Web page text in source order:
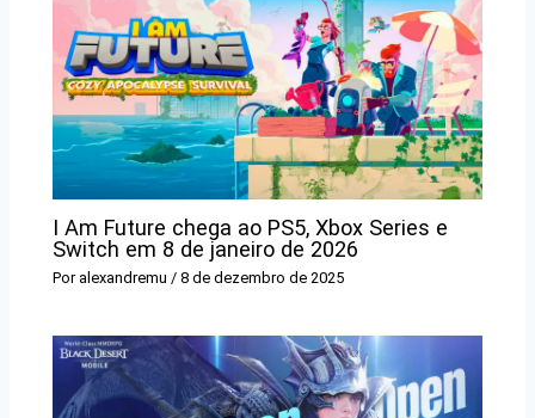
I Am Future chega ao PS5, Xbox Series e
Switch em 8 de janeiro de 2026
Por alexandremu /8 de dezembro de 2025